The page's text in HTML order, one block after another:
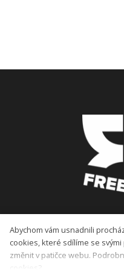
Nastavení
Abychom vám usnadnili
cookies, které sdílíme se
změnit v patičce webu.
cookies?